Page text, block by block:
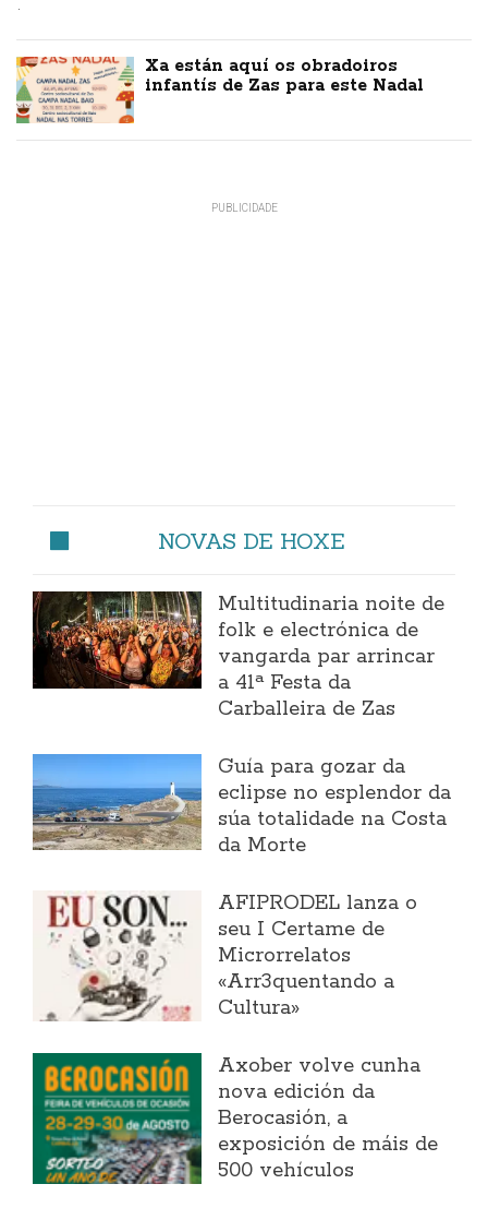
Xa están aquí os obradoiros
infantís de Zas para este Nadal
NOVAS DE HOXE
Multitudinaria noite de
folk e electrónica de
vangarda par arrincar
a 41ª Festa da
Carballeira de Zas
Guía para gozar da
eclipse no esplendor da
súa totalidade na Costa
da Morte
AFIPRODEL lanza o
seu I Certame de
Microrrelatos
«Arr3quentando a
Cultura»
Axober volve cunha
nova edición da
Berocasión, a
exposición de máis de
500 vehículos